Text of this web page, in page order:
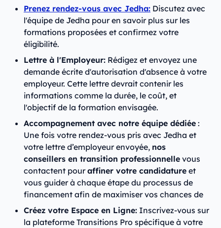
Prenez rendez-vous avec Jedha: Discutez avec
l'équipe de Jedha pour en savoir plus sur les
formations proposées et confirmez votre
éligibilité.
Lettre à l'Employeur: Rédigez et envoyez une
demande écrite d'autorisation d'absence à votre
employeur. Cette lettre devrait contenir les
informations comme la durée, le coût, et
l'objectif de la formation envisagée.
Accompagnement avec notre équipe dédiée :
Une fois votre rendez-vous pris avec Jedha et
votre lettre d’employeur envoyée, nos
conseillers en transition professionnelle vous
contactent pouraffiner votre candidature et
vous guider à chaque étape du processus de
financement afin de maximiser vos chances de
Créez votre Espace en Ligne: Inscrivez-vous sur
la plateforme Transitions Pro spécifique à votre